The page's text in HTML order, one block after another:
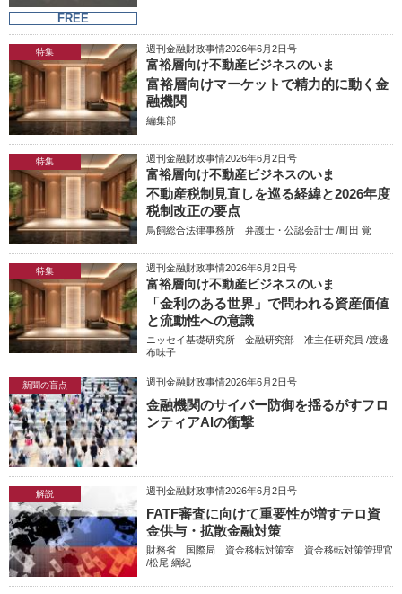
FREE
特集 週刊金融財政事情2026年6月2日号
富裕層向け不動産ビジネスのいま
富裕層向けマーケットで精力的に動く金
融機関
編集部
特集 週刊金融財政事情2026年6月2日号
富裕層向け不動産ビジネスのいま
不動産税制見直しを巡る経緯と2026年度
税制改正の要点
鳥飼総合法律事務所 弁護士・公認会計士 /町田 覚
特集 週刊金融財政事情2026年6月2日号
富裕層向け不動産ビジネスのいま
「金利のある世界」で問われる資産価値
と流動性への意識
ニッセイ基礎研究所 金融研究部 准主任研究員 /渡邊
布味子
新聞の盲点 週刊金融財政事情2026年6月2日号
金融機関のサイバー防御を揺るがすフロ
ンティアAIの衝撃
解説 週刊金融財政事情2026年6月2日号
FATF審査に向けて重要性が増すテロ資
金供与・拡散金融対策
財務省 国際局 資金移転対策室 資金移転対策管理官
/松尾 綱紀